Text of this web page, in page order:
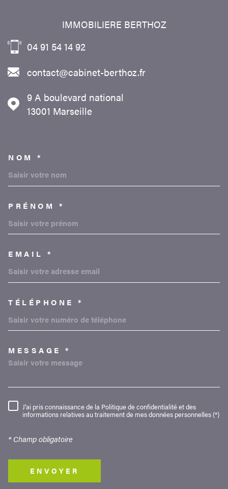
IMMOBILIERE BERTHOZ
04 91 54 14 92
contact@cabinet-berthoz.fr
9 A boulevard national
13001
Marseille
NOM *
PRÉNOM *
EMAIL *
TÉLÉPHONE *
MESSAGE *
RÈGLEMENTATION
J'ai pris connaissance de la Politique de confidentialité et des
informations relatives au traitement de mes données personnelles (*)
* Champ obligatoire
ENVOYER